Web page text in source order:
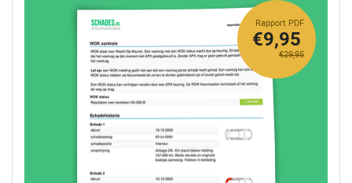
Rapport PDF
€29,95
€9,95